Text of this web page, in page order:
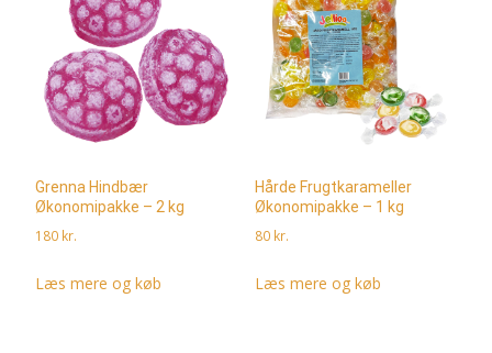
Grenna Hindbær
Økonomipakke – 2 kg
180 kr.
Læs mere og køb
Hårde Frugtkarameller
Økonomipakke – 1 kg
80 kr.
Læs mere og køb